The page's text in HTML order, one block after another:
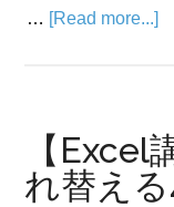
… [Read more...]
【Excel
れ替え